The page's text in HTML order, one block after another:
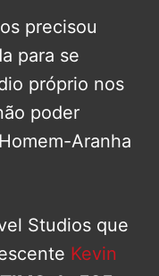
precisou
para se
próprio nos
poder
Aranha
Studios que
Kevin